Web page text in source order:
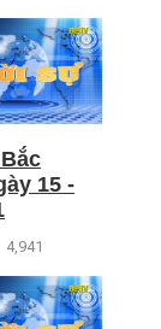
15 -
4,941